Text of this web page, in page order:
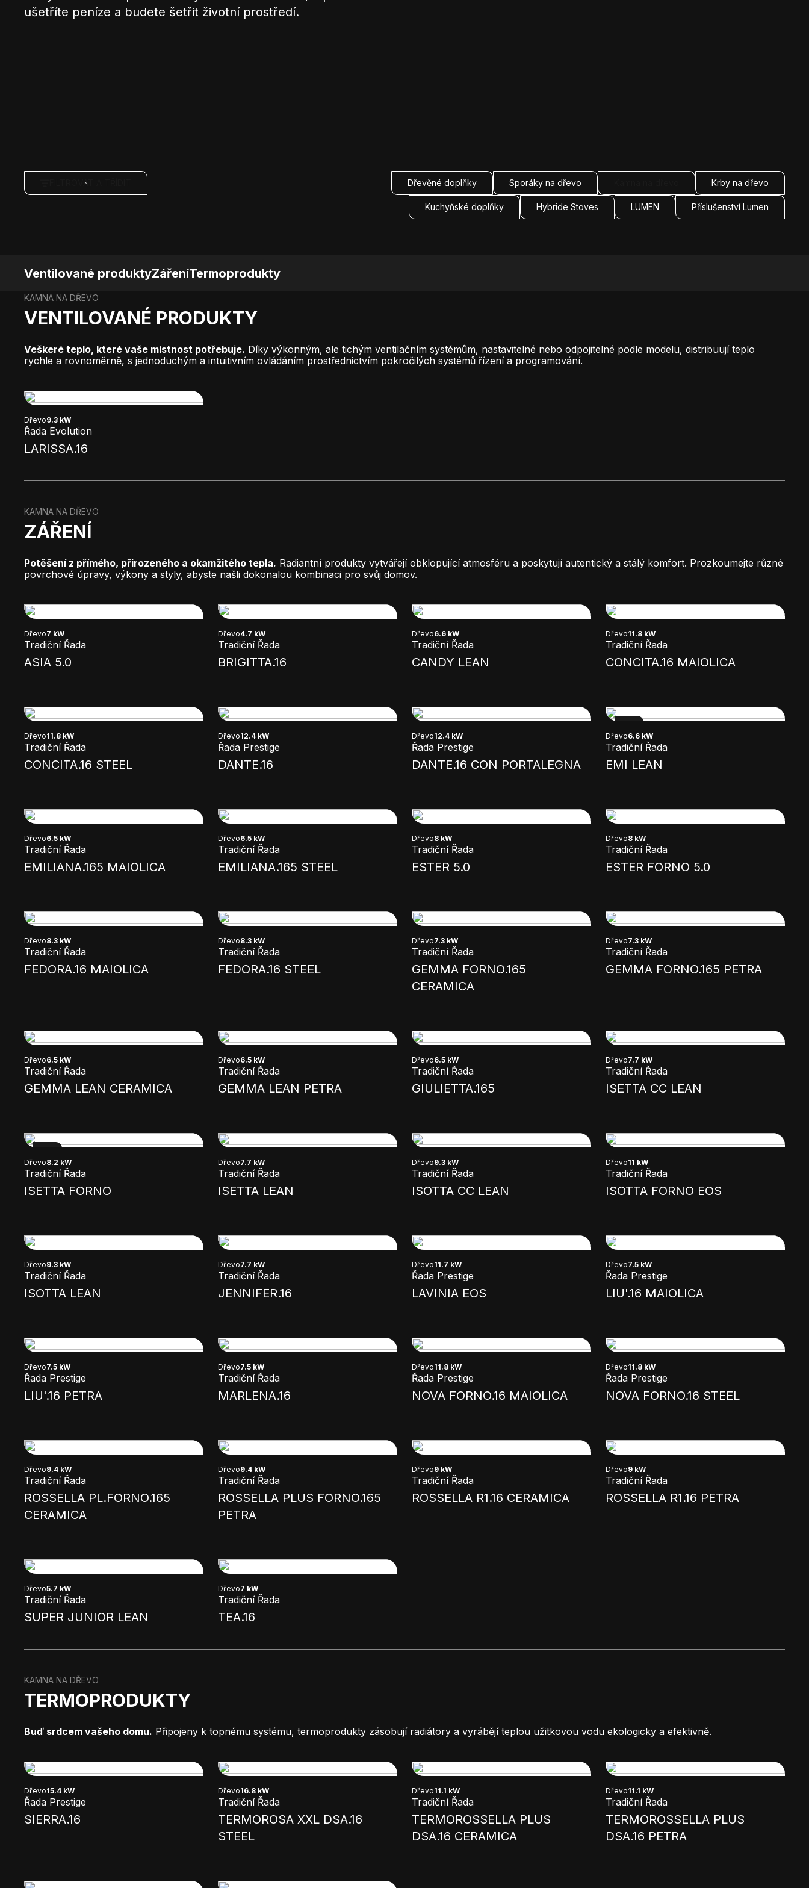
ušetříte peníze a budete šetřit životní prostředí.
FILTROVAT A TŘÍDIT Dřevěné doplňky Sporáky na dřevo Kamna na dřevo Krby na dřevo
Kuchyňské doplňky Hybride Stoves LUMEN Příslušenství Lumen
Ventilované produktyZářeníTermoprodukty
KAMNA NA DŘEVO
VENTILOVANÉ PRODUKTY
Veškeré teplo, které vaše místnost potřebuje. Díky výkonným, ale tichým ventilačním systémům, nastavitelné nebo odpojitelné podle modelu, distribuují teplo
rychle a rovnoměrně, s jednoduchým a intuitivním ovládáním prostřednictvím pokročilých systémů řízení a programování.
Dřevo9.3 kW
Řada Evolution
LARISSA.16
KAMNA NA DŘEVO
ZÁŘENÍ
Potěšení z přímého, přirozeného a okamžitého tepla. Radiantní produkty vytvářejí obklopující atmosféru a poskytují autentický a stálý komfort. Prozkoumejte různé
povrchové úpravy, výkony a styly, abyste našli dokonalou kombinaci pro svůj domov.
Dřevo7 kW
Tradiční Řada
ASIA 5.0
Dřevo4.7 kW
Tradiční Řada
BRIGITTA.16
Dřevo6.6 kW
Tradiční Řada
CANDY LEAN
Dřevo11.8 kW
Tradiční Řada
CONCITA.16 MAIOLICA
Dřevo11.8 kW
Tradiční Řada
CONCITA.16 STEEL
Dřevo12.4 kW
Řada Prestige
DANTE.16
Dřevo12.4 kW
Řada Prestige
DANTE.16 CON PORTALEGNA
Dřevo6.6 kW
Tradiční Řada
EMI LEAN
Dřevo6.5 kW
Tradiční Řada
EMILIANA.165 MAIOLICA
Dřevo6.5 kW
Tradiční Řada
EMILIANA.165 STEEL
Dřevo8 kW
Tradiční Řada
ESTER 5.0
Dřevo8 kW
Tradiční Řada
ESTER FORNO 5.0
Dřevo8.3 kW
Tradiční Řada
FEDORA.16 MAIOLICA
Dřevo8.3 kW
Tradiční Řada
FEDORA.16 STEEL
Dřevo7.3 kW
Tradiční Řada
GEMMA FORNO.165
CERAMICA
Dřevo7.3 kW
Tradiční Řada
GEMMA FORNO.165 PETRA
Dřevo6.5 kW
Tradiční Řada
GEMMA LEAN CERAMICA
Dřevo6.5 kW
Tradiční Řada
GEMMA LEAN PETRA
Dřevo6.5 kW
Tradiční Řada
GIULIETTA.165
Dřevo7.7 kW
Tradiční Řada
ISETTA CC LEAN
Dřevo8.2 kW
Tradiční Řada
ISETTA FORNO
Dřevo7.7 kW
Tradiční Řada
ISETTA LEAN
Dřevo9.3 kW
Tradiční Řada
ISOTTA CC LEAN
Dřevo11 kW
Tradiční Řada
ISOTTA FORNO EOS
Dřevo9.3 kW
Tradiční Řada
ISOTTA LEAN
Dřevo7.7 kW
Tradiční Řada
JENNIFER.16
Dřevo11.7 kW
Řada Prestige
LAVINIA EOS
Dřevo7.5 kW
Řada Prestige
LIU'.16 MAIOLICA
Dřevo7.5 kW
Řada Prestige
LIU'.16 PETRA
Dřevo7.5 kW
Tradiční Řada
MARLENA.16
Dřevo11.8 kW
Řada Prestige
NOVA FORNO.16 MAIOLICA
Dřevo11.8 kW
Řada Prestige
NOVA FORNO.16 STEEL
Dřevo9.4 kW
Tradiční Řada
ROSSELLA PL.FORNO.165
CERAMICA
Dřevo9.4 kW
Tradiční Řada
ROSSELLA PLUS FORNO.165
PETRA
Dřevo9 kW
Tradiční Řada
ROSSELLA R1.16 CERAMICA
Dřevo9 kW
Tradiční Řada
ROSSELLA R1.16 PETRA
Dřevo5.7 kW
Tradiční Řada
SUPER JUNIOR LEAN
Dřevo7 kW
Tradiční Řada
TEA.16
KAMNA NA DŘEVO
TERMOPRODUKTY
Buď srdcem vašeho domu. Připojeny k topnému systému, termoprodukty zásobují radiátory a vyrábějí teplou užitkovou vodu ekologicky a efektivně.
Dřevo15.4 kW
Řada Prestige
SIERRA.16
Dřevo16.8 kW
Tradiční Řada
TERMOROSA XXL DSA.16
STEEL
Dřevo11.1 kW
Tradiční Řada
TERMOROSSELLA PLUS
DSA.16 CERAMICA
Dřevo11.1 kW
Tradiční Řada
TERMOROSSELLA PLUS
DSA.16 PETRA